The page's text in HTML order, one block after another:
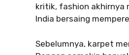
kritik, fashion akhirnya
India bersaing
Sebelumnya, karpet